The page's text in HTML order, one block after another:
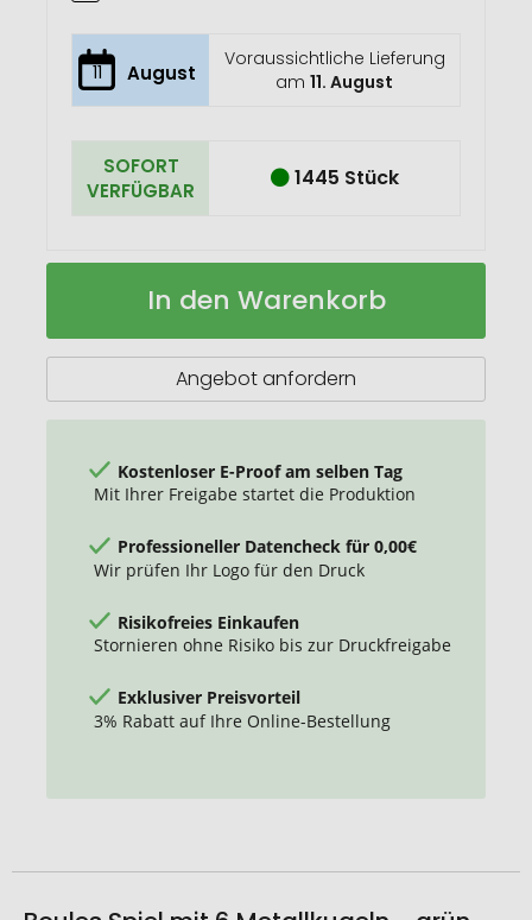
11 August
Voraussichtliche Lieferung
am11. August
SOFORT
VERFÜGBAR
1445 Stück
Boules
6
Auf
In den Warenkorb
Angebot anfordern
Kostenloser E-Proof am selben Tag
Mit Ihrer Freigabe startet die Produktion
Professioneller Datencheck für 0,00€
Wir prüfen Ihr Logo für den Druck
Risikofreies Einkaufen
Stornieren ohne Risiko bis zur Druckfreigabe
Exklusiver Preisvorteil
3% Rabatt auf Ihre Online-Bestellung